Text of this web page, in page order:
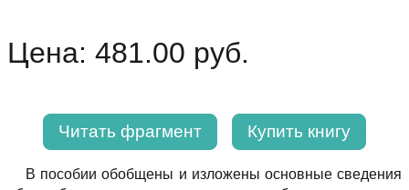
Цена: 481.00 руб.
Читать фрагмент Купить книгу
В пособии обобщены и изложены основные сведения